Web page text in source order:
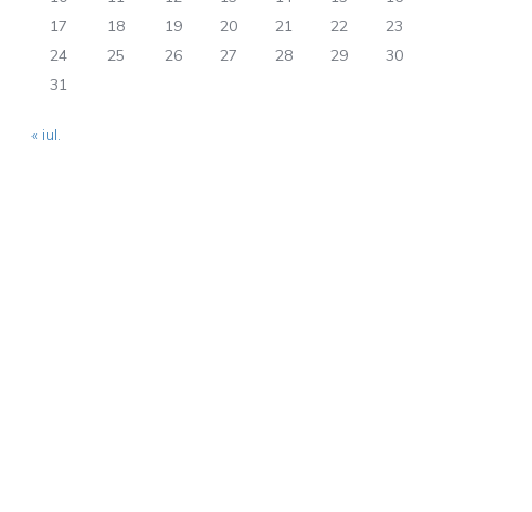
17
18 19 20 21 22
23
24
25 26 27 28 29
30
31
« iul.